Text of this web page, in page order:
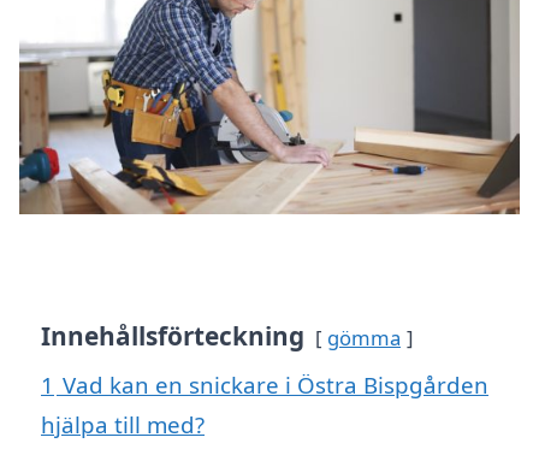
Innehållsförteckning gömma
1 Vad kan en snickare i Östra Bispgården
hjälpa till med?